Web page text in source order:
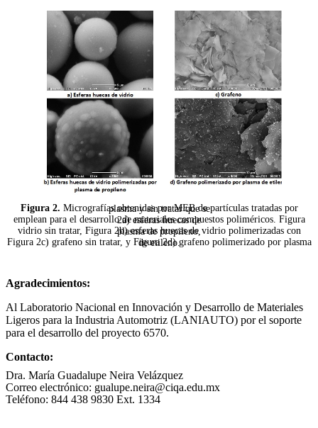
Figura 2.
Micrografías obtenidas por MEB de partículas tratadas por plasma y sin tratar que se
emplean para el desarrollo de materiales compuestos poliméricos. Figura 2a) esferas huecas de
vidrio sin tratar, Figura 2b) esferas huecas de vidrio polimerizadas con plasma de propileno,
Figura 2c) grafeno sin tratar, y Figura 2d) grafeno polimerizado por plasma de etileno.
Agradecimientos:
Al Laboratorio Nacional en Innovación y Desarrollo de Materiales
Ligeros para la Industria Automotriz (LANIAUTO) por el soporte
para el desarrollo del proyecto 6570.
Contacto:
Dra. María Guadalupe Neira Velázquez
Correo electrónico: gualupe.neira@ciqa.edu.mx
Teléfono: 844 438 9830 Ext. 1334